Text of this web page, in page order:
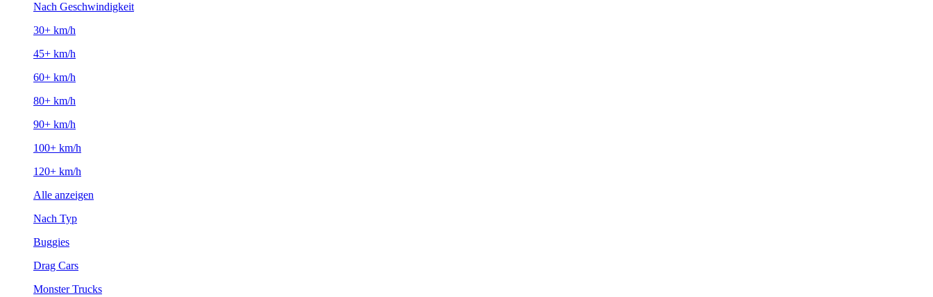
Nach Geschwindigkeit
30+ km/h
45+ km/h
60+ km/h
80+ km/h
90+ km/h
100+ km/h
120+ km/h
Alle anzeigen
Nach Typ
Buggies
Drag Cars
Monster Trucks